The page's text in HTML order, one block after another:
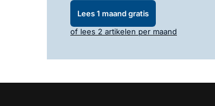
Lees 1 maand gratis
of lees 2 artikelen per maand